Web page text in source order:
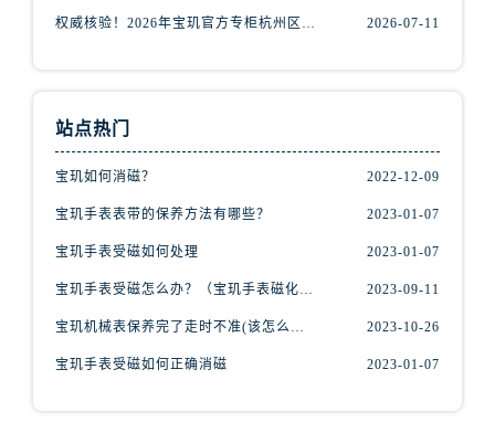
天津市和平区赤峰道136号天津国际金融中心26层2603室宝玑售后服务中心（需提前预约）
权威核验！2026年宝玑官方专柜杭州区门店信息公示，附官方客服热线 2026-07-11
站点热门
宝玑如何消磁？ 2022-12-09
宝玑手表表带的保养方法有哪些？ 2023-01-07
宝玑手表受磁如何处理 2023-01-07
宝玑手表受磁怎么办？（宝玑手表磁化的解决办法） 2023-09-11
宝玑机械表保养完了走时不准(该怎么办？) 2023-10-26
宝玑手表受磁如何正确消磁 2023-01-07